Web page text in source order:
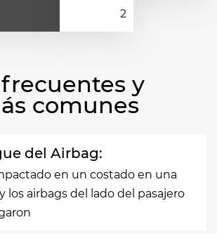
y
comunes
del Airbag:
en un costado en una
los airbags del lado del pasajero